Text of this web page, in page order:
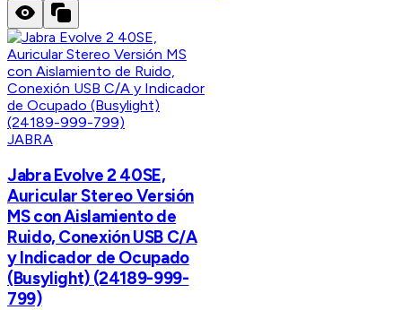
JABRA
Jabra Evolve 2 40SE,
Auricular Stereo Versión
MS con Aislamiento de
Ruido, Conexión USB C/A
y Indicador de Ocupado
(Busylight) (24189-999-
799)